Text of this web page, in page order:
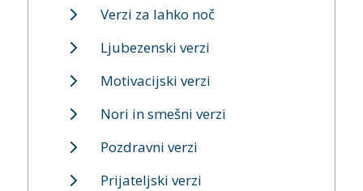
Verzi za lahko noč
Ljubezenski verzi
Motivacijski verzi
Nori in smešni verzi
Pozdravni verzi
Prijateljski verzi